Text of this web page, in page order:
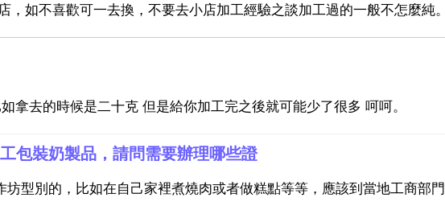
，如不喜歡可一去換，不要去小店加工經驗之談加工過的一般不怎麼純
拿去的時候是二十克 但是給你加工完之後就可能少了很多 呵呵。
包裝奶製品，請問需要辦理哪些證
型別的，比如在自己家裡煮燒肉或者做糕點等等，應該到當地工商部